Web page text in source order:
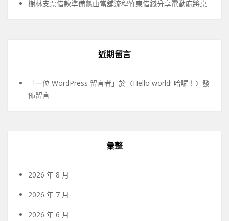
樹林支票借款準備龜山當舖流程竹東借錢分享電動麻將桌
近期留言
「一位 WordPress 留言者 」於〈Hello world! 哈囉！ 〉發
佈留言
彙整
2026 年 8 月
2026 年 7 月
2026 年 6 月